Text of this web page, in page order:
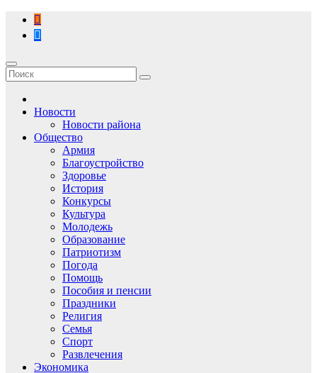
Перейти
содержимому
Новости
Новости района
Общество
Армия
Благоустройство
Здоровье
История
Конкурсы
Культура
Молодежь
Образование
Патриотизм
Погода
Помощь
Пособия и пенсии
Праздники
Религия
Семья
Спорт
Развлечения
Экономика